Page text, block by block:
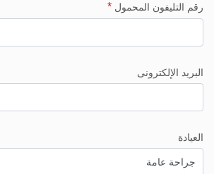
رقم التليفون المحمول*
البريد الإلكترونى
العيادة